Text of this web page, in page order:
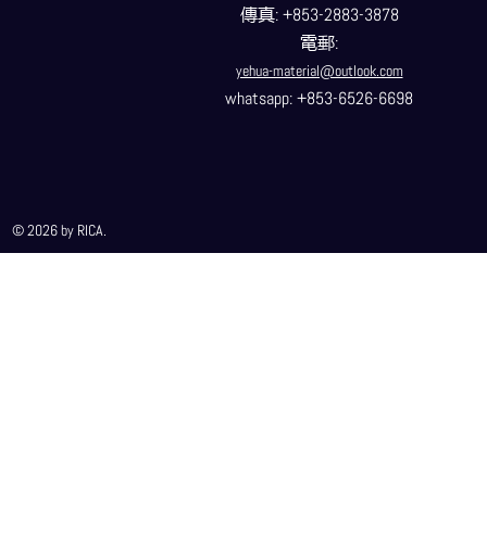
傳真: +853-2883-3878
電郵:
yehua-material@outlook.com
whatsapp: +853-6526-6698
© 2026 by RICA.